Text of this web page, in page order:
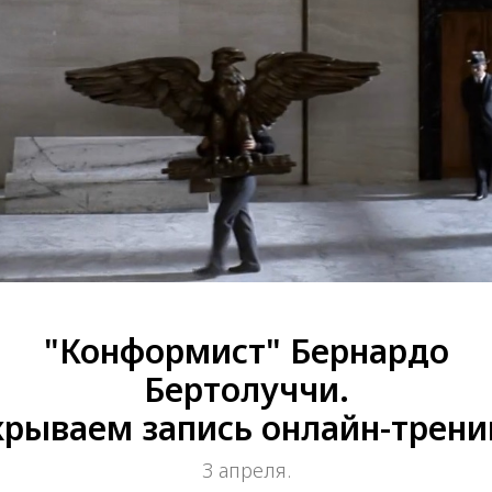
"Конформист" Бернардо
Бертолуччи.
запись онлайн-
3 апреля.